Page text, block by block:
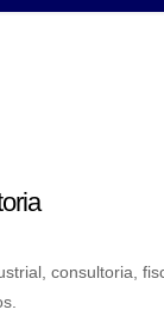
consultoria,